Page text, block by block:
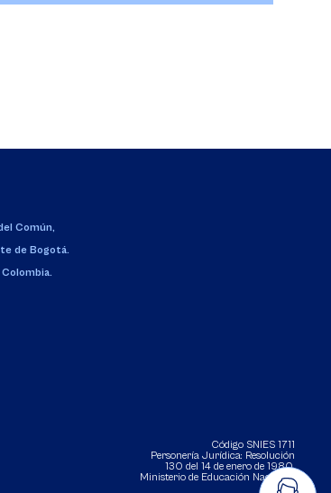
Común,
de Bogotá.
Código SNIES 1711
Personería Jurídica: Resolución
130 del 14 de enero de 1980.
Ministerio de Educación Nacional.